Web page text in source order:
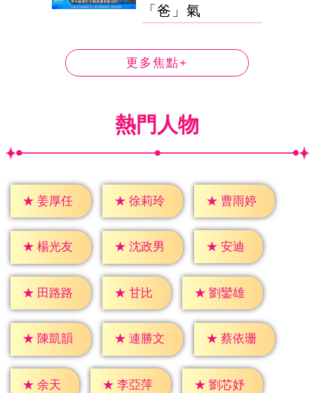
「爸」氣
更多焦點+
熱門人物
★ 姜厚任 ★ 徐莉玲 ★ 曹雨婷
★ 楊光友 ★ 沈政男 ★ 安迪
★ 田路路 ★ 甘比 ★ 劉鑾雄
★ 陳凱韻 ★ 連勝文 ★ 蔡依珊
★ 余天 ★ 李亞萍 ★ 劉芯妤